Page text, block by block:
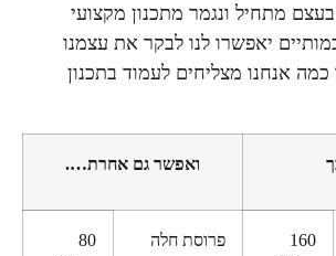
מתחיל ונגמר מתכנון מקצועי
יאפשרו לנו לבקר את עצמנו
אנחנו מצליחים לעמוד בתכנון
ואפשר גם אחרת….
160
פרוסת חלה
80